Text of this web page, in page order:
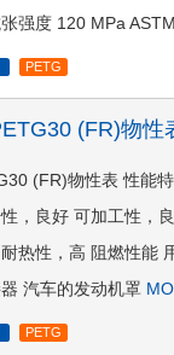
强度 120 MPa
PETG
(FR)物性
(FR)物性表 性能
，良好 可加工性，
热性，高 阻燃性能
汽车的发动机罩
PETG